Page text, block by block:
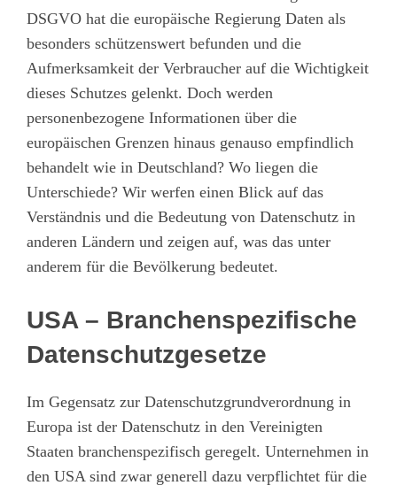
DSGVO hat die europäische Regierung Daten als
besonders schützenswert befunden und die
Aufmerksamkeit der Verbraucher auf die Wichtigkeit
dieses Schutzes gelenkt. Doch werden
personenbezogene Informationen über die
europäischen Grenzen hinaus genauso empfindlich
behandelt wie in Deutschland? Wo liegen die
Unterschiede? Wir werfen einen Blick auf das
Verständnis und die Bedeutung von Datenschutz in
anderen Ländern und zeigen auf, was das unter
anderem für die Bevölkerung bedeutet.
USA – Branchenspezifische
Datenschutzgesetze
Im Gegensatz zur Datenschutzgrundverordnung in
Europa ist der Datenschutz in den Vereinigten
Staaten branchenspezifisch geregelt. Unternehmen in
den USA sind zwar generell dazu verpflichtet für die